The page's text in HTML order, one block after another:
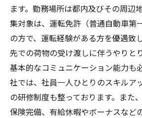
ます。勤務場所は都内及びその周辺
集対象は、運転免許（普通自動車第
の方で、運転経験がある方を優遇致
先での荷物の受け渡しに伴うやりと
基本的なコミュニケーション能力も
社では、社員一人ひとりのスキルア
の研修制度も整っております。また
保険完備、有給休暇やボーナスなど